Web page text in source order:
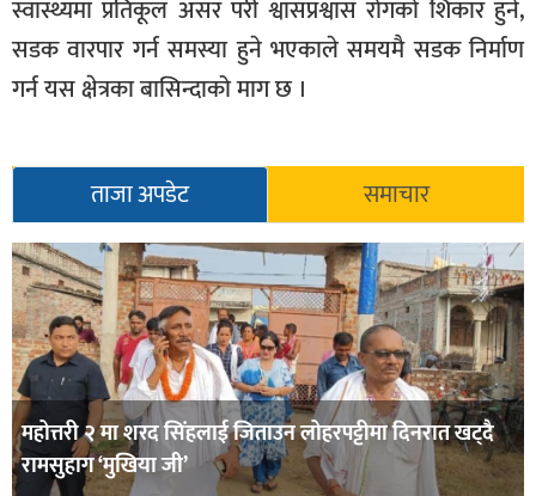
स्वास्थ्यमा प्रतिकूल असर परी श्वासप्रश्वास रोगको शिकार हुने,
सडक वारपार गर्न समस्या हुने भएकाले समयमै सडक निर्माण
गर्न यस क्षेत्रका बासिन्दाको माग छ ।
ताजा अपडेट समाचार
महोत्तरी २ मा शरद सिंहलाई जिताउन लोहरपट्टीमा दिनरात खट्दै
रामसुहाग ‘मुखिया जी’